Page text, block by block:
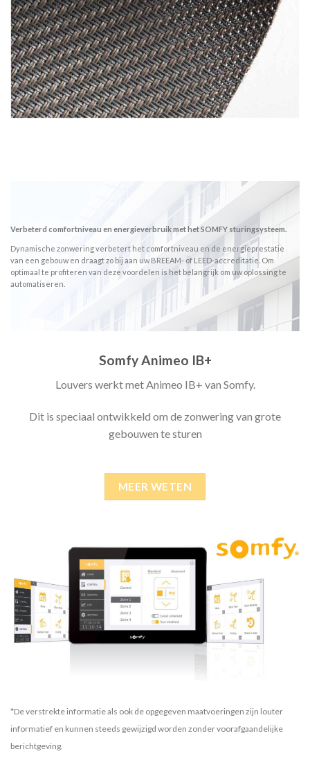
Verbeterd comfortniveau en energieverbruik met het SOMFY sturingsysteem.
Dynamische zonwering verbetert het comfortniveau en de energieprestatie
van een gebouw en draagt zo bij aan uw BREEAM- of LEED-accreditatie. Om
optimaal te profiteren van deze voordelen is het belangrijk om uw oplossing te
automatiseren.
Somfy Animeo IB+
Louvers werkt met Animeo IB+ van Somfy.
Dit is speciaal ontwikkeld om de zonwering van grote
gebouwen te sturen
MEER WETEN
*De verstrekte informatie als ook de opgegeven maatvoeringen zijn louter
informatief en kunnen steeds gewijzigd worden zonder voorafgaandelijke
berichtgeving.